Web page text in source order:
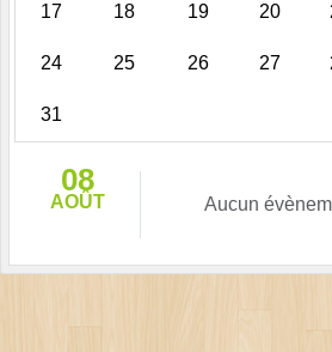
17 18 19 20
24 25 26 27
31
08
AOÛT Aucun